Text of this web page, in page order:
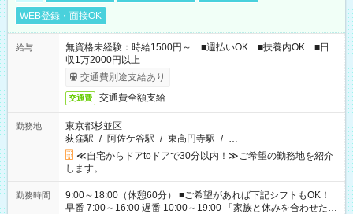
WEB登録・面接OK
給与
無資格未経験：時給1500円～ ■週払いOK ■扶養内OK ■日
収1万2000円以上
交通費別途支給あり
交通費 交通費全額支給
勤務地
東京都杉並区
荻窪駅 / 阿佐ケ谷駅 / 東高円寺駅 / …
≪自宅からドアtoドアで30分以内！≫ご希望の勤務地を紹介
します。
勤務時間
9:00～18:00（休憩60分） ■ご希望があれば下記シフトもOK！
早番 7:00～16:00 遅番 10:00～19:00 「家族と休みを合わせた